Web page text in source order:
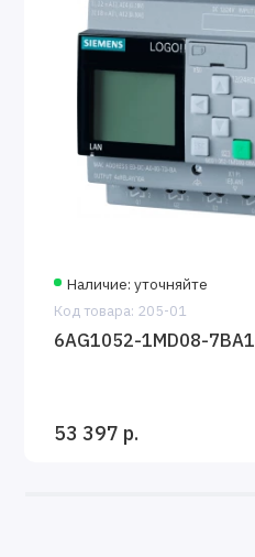
Наличие: уточняйте
Код товара: 205-01
6AG1052-1MD08-7BA1
53 397 р.